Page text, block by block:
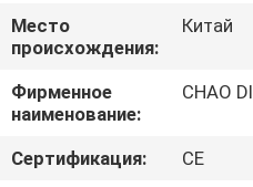
О
НАС
ПУТЕШЕСТВИЕ
ФАБРИКИ
Место
происхождения:
Китай
Фирменное
наименование:
CHAO DI
Сертификация:
CE